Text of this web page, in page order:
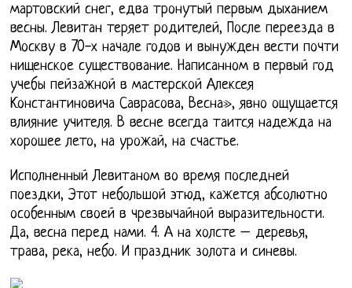
мартовский снег, едва тронутый первым дыханием
весны. Левитан теряет родителей, После переезда в
Москву в 70-х начале годов и вынужден вести почти
нищенское существование. Написанном в первый год
учебы пейзажной в мастерской Алексея
Константиновича Саврасова, Весна», явно ощущается
влияние учителя. В весне всегда таится надежда на
хорошее лето, на урожай, на счастье.
Исполненный Левитаном во время последней
поездки, Этот небольшой этюд, кажется абсолютно
особенным своей в чрезвычайной выразительности.
Да, весна перед нами. 4. А на холсте – деревья,
трава, река, небо. И праздник золота и синевы.